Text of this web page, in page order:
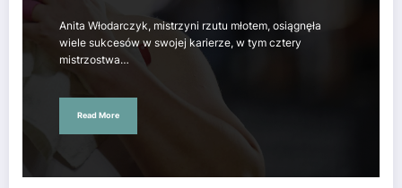
Anita Włodarczyk, mistrzyni rzutu młotem, osiągnęła
wiele sukcesów w swojej karierze, w tym cztery
mistrzostwa…
Read More